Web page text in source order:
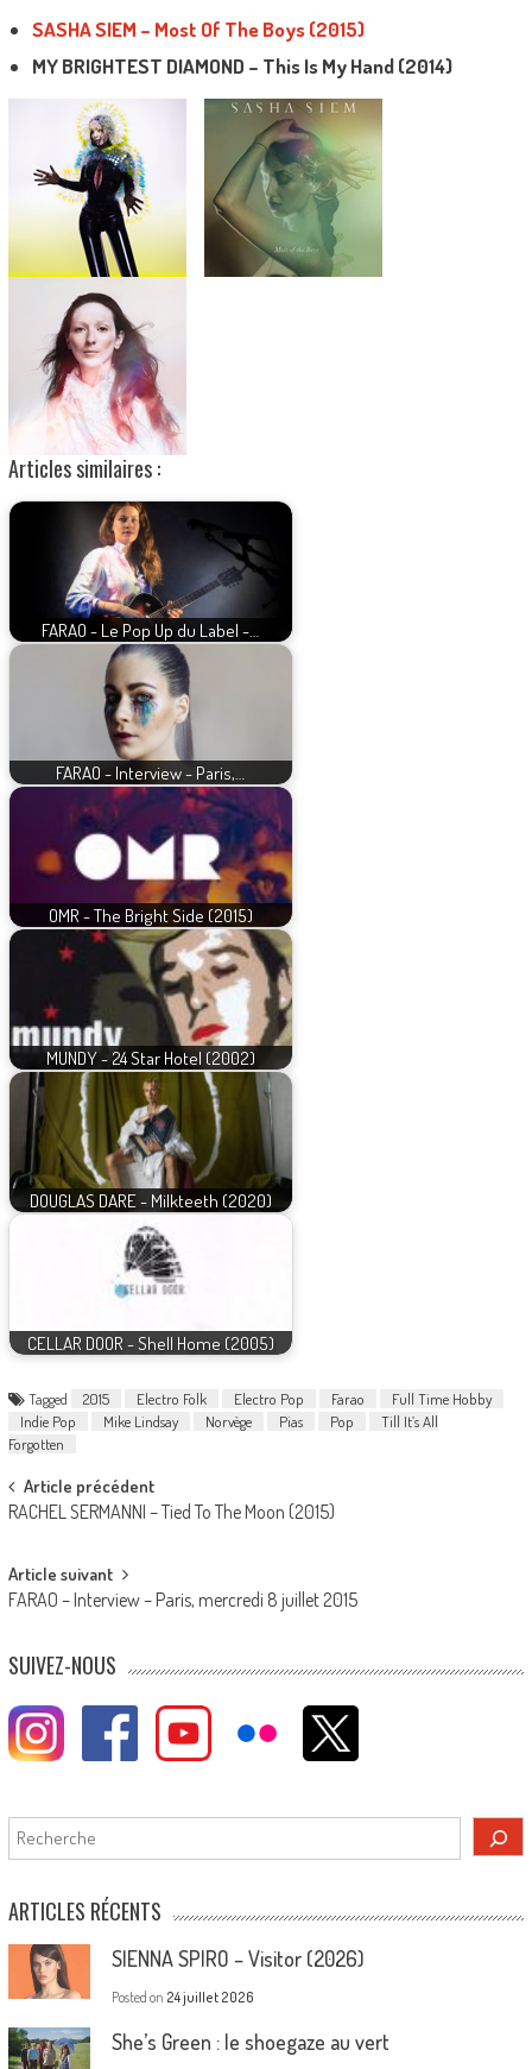
SASHA SIEM – Most Of The Boys (2015)
MY BRIGHTEST DIAMOND – This Is My Hand (2014)
Articles similaires :
FARAO - Le Pop Up du Label -…
FARAO - Interview - Paris,…
OMR - The Bright Side (2015)
MUNDY - 24 Star Hotel (2002)
DOUGLAS DARE - Milkteeth (2020)
CELLAR DOOR - Shell Home (2005)
Tagged 2015 Electro Folk Electro Pop Farao
Full Time Hobby
Indie Pop
Mike Lindsay Norvège Pias Pop
Till It’s All
Forgotten
Post
navigation
Article précédent
RACHEL SERMANNI – Tied To The Moon (2015)
Article suivant
FARAO – Interview – Paris, mercredi 8 juillet 2015
SUIVEZ-NOUS
Rechercher
ARTICLES RÉCENTS
SIENNA SPIRO – Visitor (2026)
Posted on 24 juillet 2026
She’s Green : le shoegaze au vert